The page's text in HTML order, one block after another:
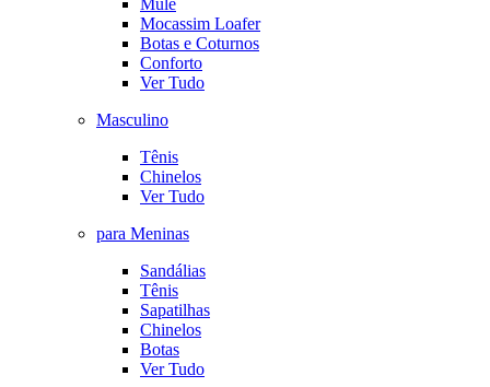
Mocassim Loafer
Botas e Coturnos
Conforto
Ver Tudo
Masculino
Tênis
Chinelos
Ver Tudo
para Meninas
Sandálias
Tênis
Sapatilhas
Chinelos
Botas
Ver Tudo